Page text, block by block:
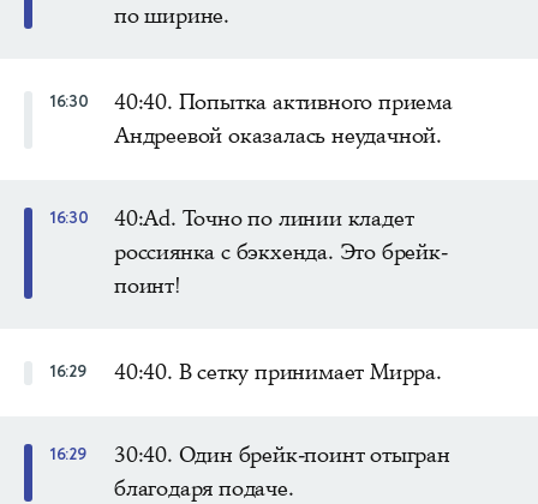
по ширине.
16:30
40:40. Попытка активного приема
Андреевой оказалась неудачной.
16:30
40:Ad. Точно по линии кладет
россиянка с бэкхенда. Это брейк-
поинт!
16:29 40:40. В сетку принимает Мирра.
16:29
30:40. Один брейк-поинт отыгран
благодаря подаче.